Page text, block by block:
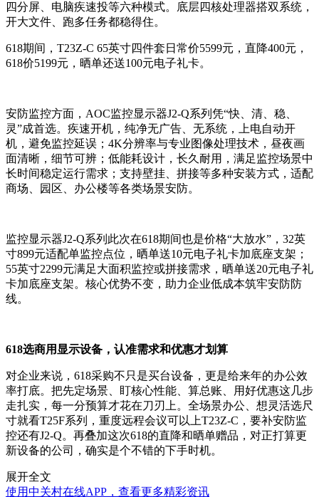
四分屏、电脑疾速投等六种模式。底层四核处理器搭双系统，
开大文件、跑多任务都稳得住。
618期间，T23Z-C 65英寸四件套日常价5599元，直降400元，
618价5199元，晒单还送100元电子礼卡。
安防监控方面，AOC监控显示器J2-Q系列凭“快、清、稳、
灵”成首选。疾速开机，纯净无广告、无系统，上电自动开
机，避免监控延误；4K分辨率与专业图像处理技术，昼夜画
面清晰，细节可辨；低能耗设计，长久耐用，满足监控场景中
长时间稳定运行需求；支持壁挂、拼接等多种安装方式，适配
商场、园区、办公楼等各类场景安防。
监控显示器J2-Q系列此次在618期间也是价格“大放水”，32英
寸899元适配单监控点位，晒单送10元电子礼卡加底座支架；
55英寸2299元满足大面积监控或拼接需求，晒单送20元电子礼
卡加底座支架。核心优势不变，助力企业低成本筑牢安防防
线。
618选商用显示设备，认准需求和优惠才划算
对企业来说，618采购不只是买台设备，更是给来年的办公效
率打底。把先定场景、盯核心性能、算总账、用好优惠这几步
走扎实，每一分预算才花在刀刃上。全场景办公、想灵活选尺
寸就看T25F系列，重度远程会议可以上T23Z-C，要补安防监
控还有J2-Q。再叠加这次618的直降和晒单赠品，对正打算更
新设备的公司，确实是个不错的下手时机。
展开全文
使用中关村在线APP，查看更多精彩资讯